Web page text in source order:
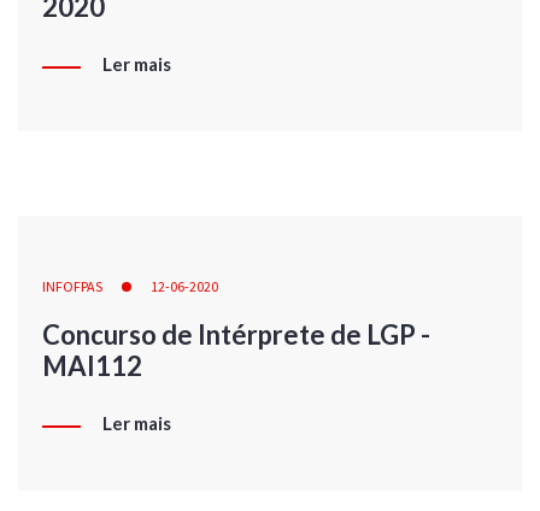
2020
Ler mais
INFOFPAS 12-06-2020
Concurso de Intérprete de LGP -
MAI112
Ler mais